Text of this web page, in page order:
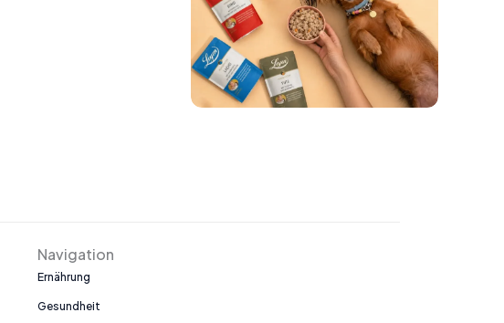
Navigation
Ernährung
Gesundheit